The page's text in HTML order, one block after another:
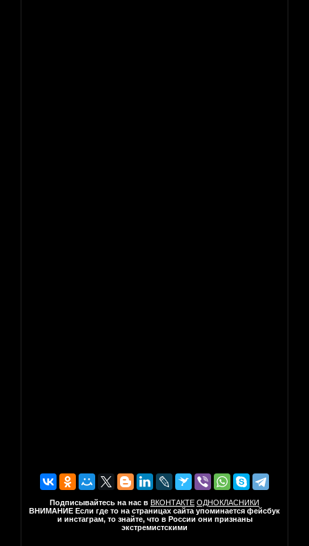
Подписывайтесь на нас в ВКОНТАКТЕ ОДНОКЛАСНИКИ
ВНИМАНИЕ Если где то на страницах сайта упоминается фейсбук
и инстаграм, то знайте, что в России они признаны
экстремистскими